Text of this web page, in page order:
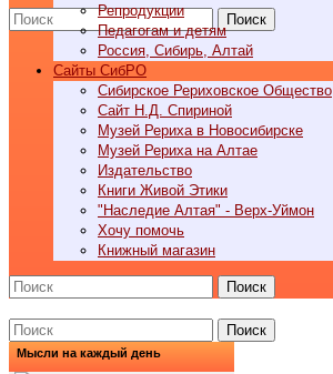
Поиск
Репродукции
Педагогам и детям
Россия, Сибирь, Алтай
Cайты СибРО
Сибирское Рериховское Общество
Сайт Н.Д. Спириной
Музей Рериха в Новосибирске
Музей Рериха на Алтае
Издательство
Книги Живой Этики
"Наследие Алтая" - Верх-Уймон
Хочу помочь
Книжный магазин
Поиск
Поиск
Мысли на каждый день